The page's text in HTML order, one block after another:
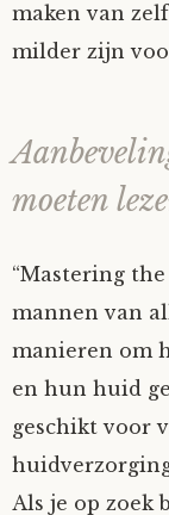
maken van
milder zijn
moeten
“Mastering
mannen van
manieren om
en hun huid
geschikt voor
Als je op zoek